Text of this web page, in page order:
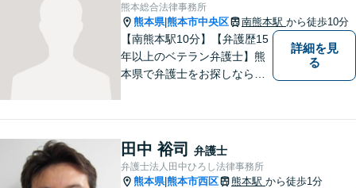
熊本総合法律事務所
熊本県|熊本市中央区 南熊本駅 から徒歩10分
【南熊本駅10分】【弁護歴15
年以上のベテラン弁護士】熊
本県で弁護士をお探しなら、
ています。皆様にとって一番
のパートナーとなれるよう、
精一杯取り組ませていただき
詳細を見
る
田中 裕司 弁護士
弁護士法人田中ひろし法律事務所
熊本県|熊本市西区 熊本駅 から徒歩1分